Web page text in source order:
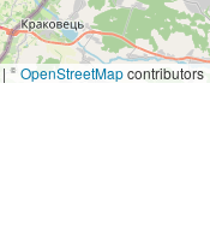
| ©OpenStreetMapcontributors